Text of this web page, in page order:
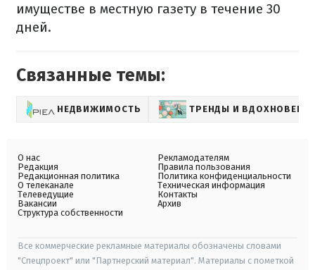
имуществе в местную газету в течение 30
дней.
Связанные темы:
НЕДВИЖИМОСТЬ ТРЕНДЫ И ВДОХНОВЕНИЕ
О нас
Редакция
Редакционная политика
О телеканале
Телеведущие
Вакансии
Структура собственности
Рекламодателям
Правила пользования
Политика конфиденциальности
Техническая информация
Контакты
Архив
Все коммерческие рекламные материалы обозначены словами
"Спецпроект" или "Партнерский материал". Материалы с пометкой